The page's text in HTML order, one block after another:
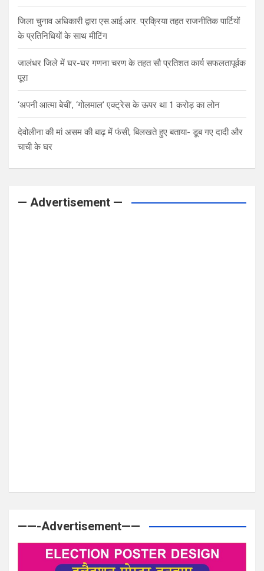
जिला चुनाव अधिकारी द्वारा एस.आई.आर. प्रक्रिया तहत राजनीतिक पार्टियों
के प्रतिनिधियों के साथ मीटिंग
जालंधर जिले में घर-घर गणना चरण के तहत सौ प्रतिशत कार्य सफलतापूर्वक
पूरा
‘अपनी आत्मा बेची’, ‘गोलमाल’ एक्ट्रेस के ऊपर था 1 करोड़ का लोन
देवोलीना की मां असम की बाढ़ में फंसी, बिलखते हुए बताया- डूब गए दादी और
चाची के घर
— Advertisement —
——-Advertisement——